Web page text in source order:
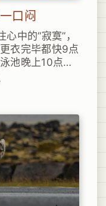
口闷
中的“寂寞”，
衣完毕都快9点
池晚上10点停
但求凉爽，当
米，3个来